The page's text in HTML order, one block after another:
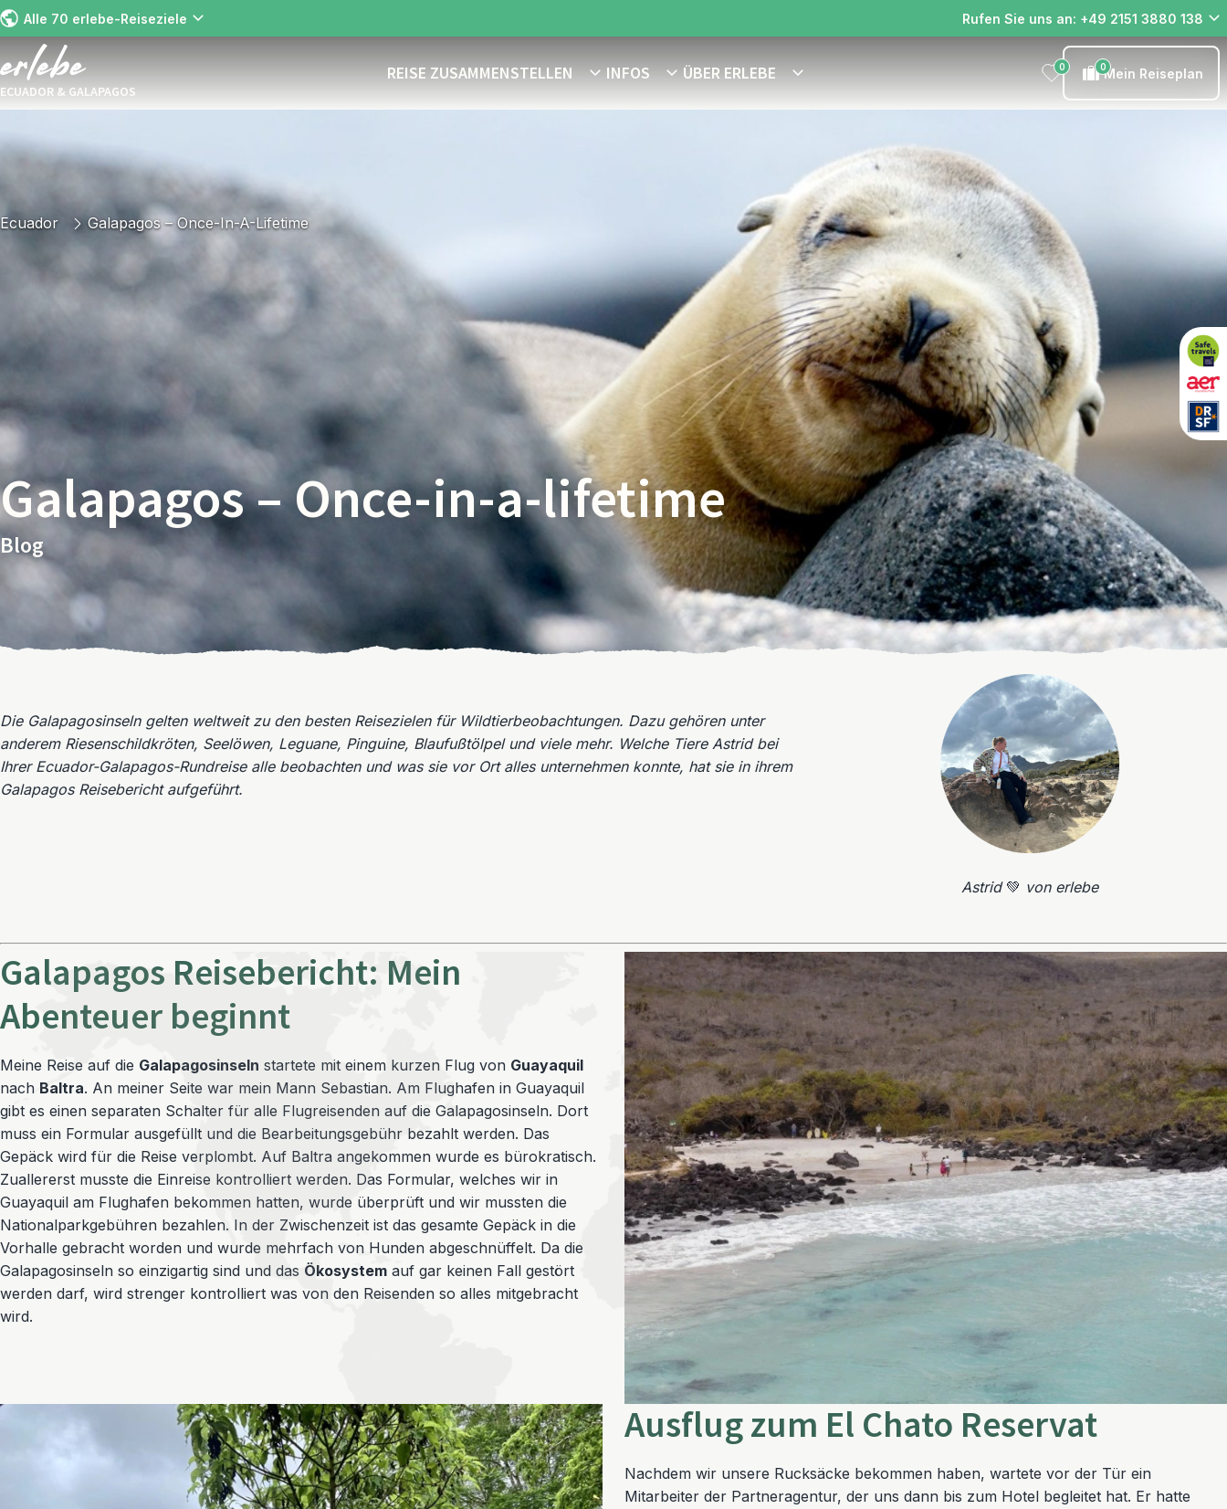
Alle 70 erlebe-Reiseziele Rufen Sie uns an: +49 2151 3880 138
ECUADOR & GALAPAGOS
REISE ZUSAMMENSTELLEN INFOS ÜBER ERLEBE 0 0Mein Reiseplan
Ecuador Galapagos – Once-In-A-Lifetime
Galapagos – Once-in-a-lifetime
Blog
Die Galapagosinseln gelten weltweit zu den besten Reisezielen für Wildtierbeobachtungen. Dazu gehören unter
anderem Riesenschildkröten, Seelöwen, Leguane, Pinguine, Blaufußtölpel und viele mehr. Welche Tiere Astrid bei
Ihrer Ecuador-Galapagos-Rundreise alle beobachten und was sie vor Ort alles unternehmen konnte, hat sie in ihrem
Galapagos Reisebericht aufgeführt.
Astrid 💚 von erlebe
Galapagos Reisebericht: Mein
Abenteuer beginnt
Meine Reise auf die Galapagosinseln startete mit einem kurzen Flug von Guayaquil
nach Baltra. An meiner Seite war mein Mann Sebastian. Am Flughafen in Guayaquil
gibt es einen separaten Schalter für alle Flugreisenden auf die Galapagosinseln. Dort
muss ein Formular ausgefüllt und die Bearbeitungsgebühr bezahlt werden. Das
Gepäck wird für die Reise verplombt. Auf Baltra angekommen wurde es bürokratisch.
Zuallererst musste die Einreise kontrolliert werden. Das Formular, welches wir in
Guayaquil am Flughafen bekommen hatten, wurde überprüft und wir mussten die
Nationalparkgebühren bezahlen. In der Zwischenzeit ist das gesamte Gepäck in die
Vorhalle gebracht worden und wurde mehrfach von Hunden abgeschnüffelt. Da die
Galapagosinseln so einzigartig sind und das Ökosystem auf gar keinen Fall gestört
werden darf, wird strenger kontrolliert was von den Reisenden so alles mitgebracht
wird.
Ausflug zum El Chato Reservat
Nachdem wir unsere Rucksäcke bekommen haben, wartete vor der Tür ein
Mitarbeiter der Partneragentur, der uns dann bis zum Hotel begleitet hat. Er hatte